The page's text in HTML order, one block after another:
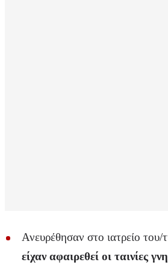
Ανευρέθησαν στο ιατρείο του/
είχαν αφαιρεθεί οι ταινίες